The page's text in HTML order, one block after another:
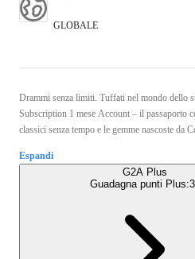
GLOBALE
Drammi senza limiti. Tuffati nel mondo dello
Subscription 1 mese Account – il passaporto
classici senza tempo e le gemme nascoste da
Espandi
G2A Plus
Guadagna punti Plus: